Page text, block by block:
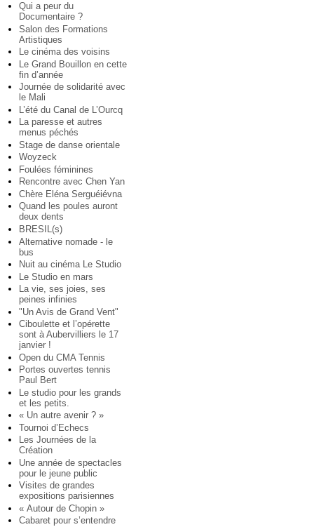
Qui a peur du
Documentaire ?
Salon des Formations
Artistiques
Le cinéma des voisins
Le Grand Bouillon en cette
fin d’année
Journée de solidarité avec
le Mali
L’été du Canal de L’Ourcq
La paresse et autres
menus péchés
Stage de danse orientale
Woyzeck
Foulées féminines
Rencontre avec Chen Yan
Chère Eléna Serguéiévna
Quand les poules auront
deux dents
BRESIL(s)
Alternative nomade - le
bus
Nuit au cinéma Le Studio
Le Studio en mars
La vie, ses joies, ses
peines infinies
"Un Avis de Grand Vent"
Ciboulette et l’opérette
sont à Aubervilliers le 17
janvier !
Open du CMA Tennis
Portes ouvertes tennis
Paul Bert
Le studio pour les grands
et les petits.
« Un autre avenir ? »
Tournoi d’Echecs
Les Journées de la
Création
Une année de spectacles
pour le jeune public
Visites de grandes
expositions parisiennes
« Autour de Chopin »
Cabaret pour s’entendre